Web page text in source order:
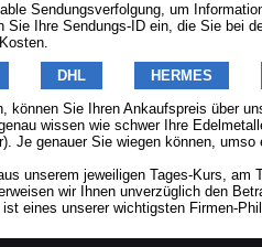
Sendungsverfolgung, um
Sie Ihre Sendungs-ID ein, die Sie bei
DHL
HERMES
können Sie Ihren Ankaufspreis über
wissen wie schwer Ihre
Je genauer Sie wiegen können,
unserem jeweiligen Tages-Kurs,
wir Ihnen unverzüglich den
eines unserer wichtigsten Firmen-